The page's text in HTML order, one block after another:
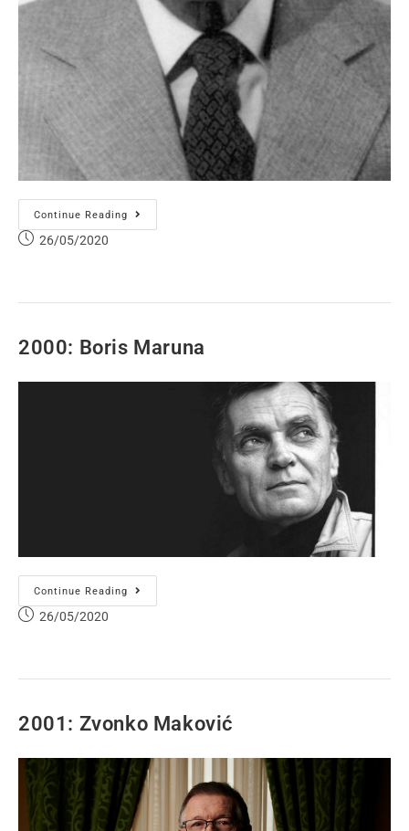
Continue Reading
26/05/2020
2000: Boris Maruna
Continue Reading
26/05/2020
2001: Zvonko Maković